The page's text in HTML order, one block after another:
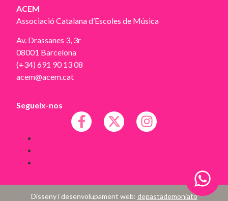
ACEM
Associació Catalana d’Escoles de Música
Av. Drassanes 3, 3r
08001 Barcelona
(+34) 691 90 13 08
acem@acem.cat
Segueix-nos
Disseny i desenvolupament web: depastademoniato